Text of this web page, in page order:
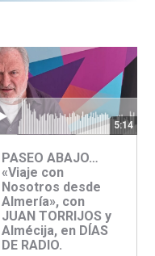
5:14
PASEO ABAJO…
«Viaje con
Nosotros desde
Almería», con
JUAN TORRIJOS y
Almécija, en DÍAS
DE RADIO.